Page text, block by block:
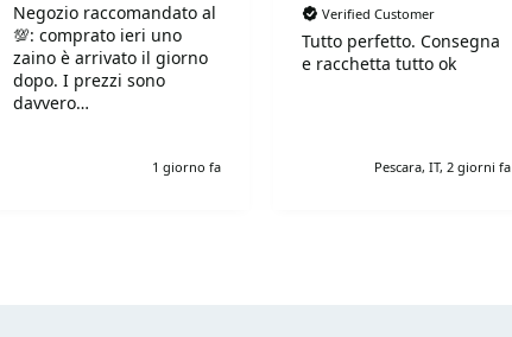
Negozio raccomandato al
💯: comprato ieri uno
zaino è arrivato il giorno
dopo. I prezzi sono
davvero
disponibilissimi. Grazie
1 giorno fa
Verified Customer
Tutto perfetto. Consegna
e racchetta tutto ok
Pescara, IT, 2 giorni fa